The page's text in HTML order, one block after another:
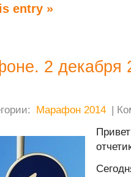
entry »
2
Марафон 2014 |